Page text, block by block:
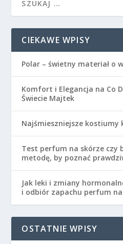
CIEKAWE WPISY
Polar – świetny materiał o
Komfort i Elegancja na Co
Świecie Majtek
Najśmieszniejsze kostiumy
Test perfum na skórze czy
metodę, by poznać
Jak leki i zmiany
i odbiór zapachu perfum
OSTATNIE WPISY